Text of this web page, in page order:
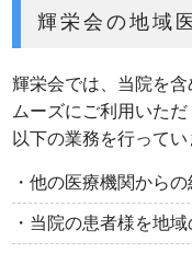
輝栄会の地域
輝栄会では、当院を
ムーズにご利用いた
以下の業務を行ってい
・他の医療機関から
・当院の患者様を地